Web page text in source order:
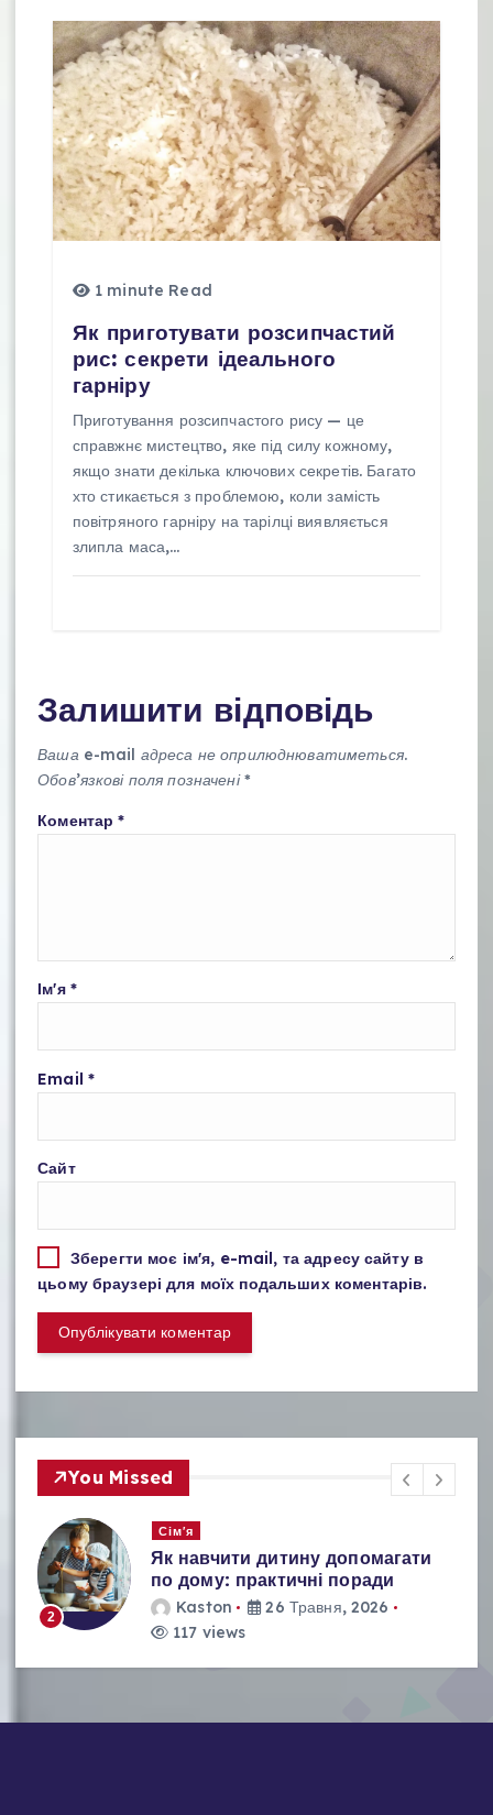
1 minute Read
Як приготувати розсипчастий
рис: секрети ідеального
гарніру
Приготування розсипчастого рису — це
справжнє мистецтво, яке під силу кожному,
якщо знати декілька ключових секретів. Багато
хто стикається з проблемою, коли замість
повітряного гарніру на тарілці виявляється
злипла маса,…
Залишити відповідь
Ваша e-mail адреса не оприлюднюватиметься.
Обов’язкові поля позначені*
Коментар*
Ім'я *
Email *
Сайт
Зберегти моє ім'я, e-mail, та адресу сайту в
цьому браузері для моїх подальших коментарів.
You Missed
3
Кухня
Як зберігати спеції: секрети
збереження аромату та свіжості
Kaston
26 Травня, 2026
112 views